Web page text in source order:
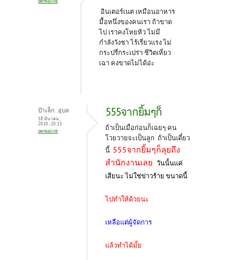
อินเตอร์เนต เหมือนอาหาร
มื้อหนึ่งของคนเรา ถ้าขาด
ไป เราคงโหยหิว ไม่มี
กำลังวังชา ไร้เรี่ยวแรง ไม่
กระปรี่กระเปร่า ชีวิตเหี่ยว
เฉา คงขาดไม่ได้อ่ะ
ป้าเล็ก..อุบล
18 มีนาคม,
2010 - 20:13
permalink
555จากยิ้มๆก็
ถ้าเป็นเมื่อก่อนก็เฉยๆ คน
โวยวายจะเป็นลูก ถ้าเป็นเดี๋ยว
นี้ 555จากยิ้มๆก็ลุยถึง
สำนักงานเลย วันนั้นแค่
เสียนะ ไม่ใช่ข่าวร้าย ขนาดนี้
ไปทำให้ด้วยนะ
เหลือแต่ผู้จัดการ
แล้วทำได้มั้ย